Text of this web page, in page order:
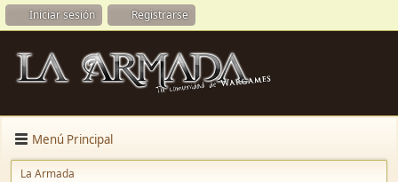
Iniciar sesión Registrarse
Menú Principal
La Armada